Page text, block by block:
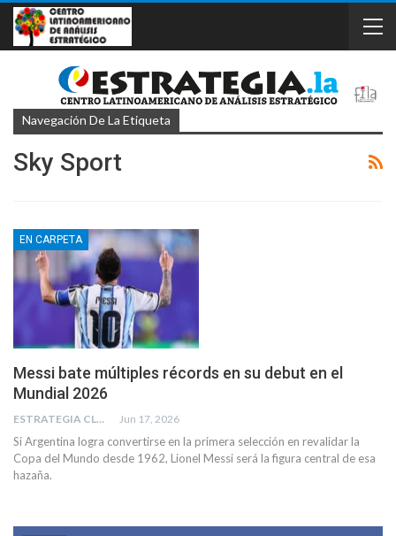
Navegación De La Etiqueta
Sky Sport
EN CARPETA
Messi bate múltiples récords en su debut en el
Mundial 2026
ESTRATEGIA CLAE Jun 17, 2026
Si Argentina logra convertirse en la primera selección en revalidar la
Copa del Mundo desde 1962, Lionel Messi será la figura central de esa
hazaña.